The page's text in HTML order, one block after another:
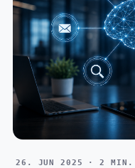
26. JUN 2025 · 2 MIN.